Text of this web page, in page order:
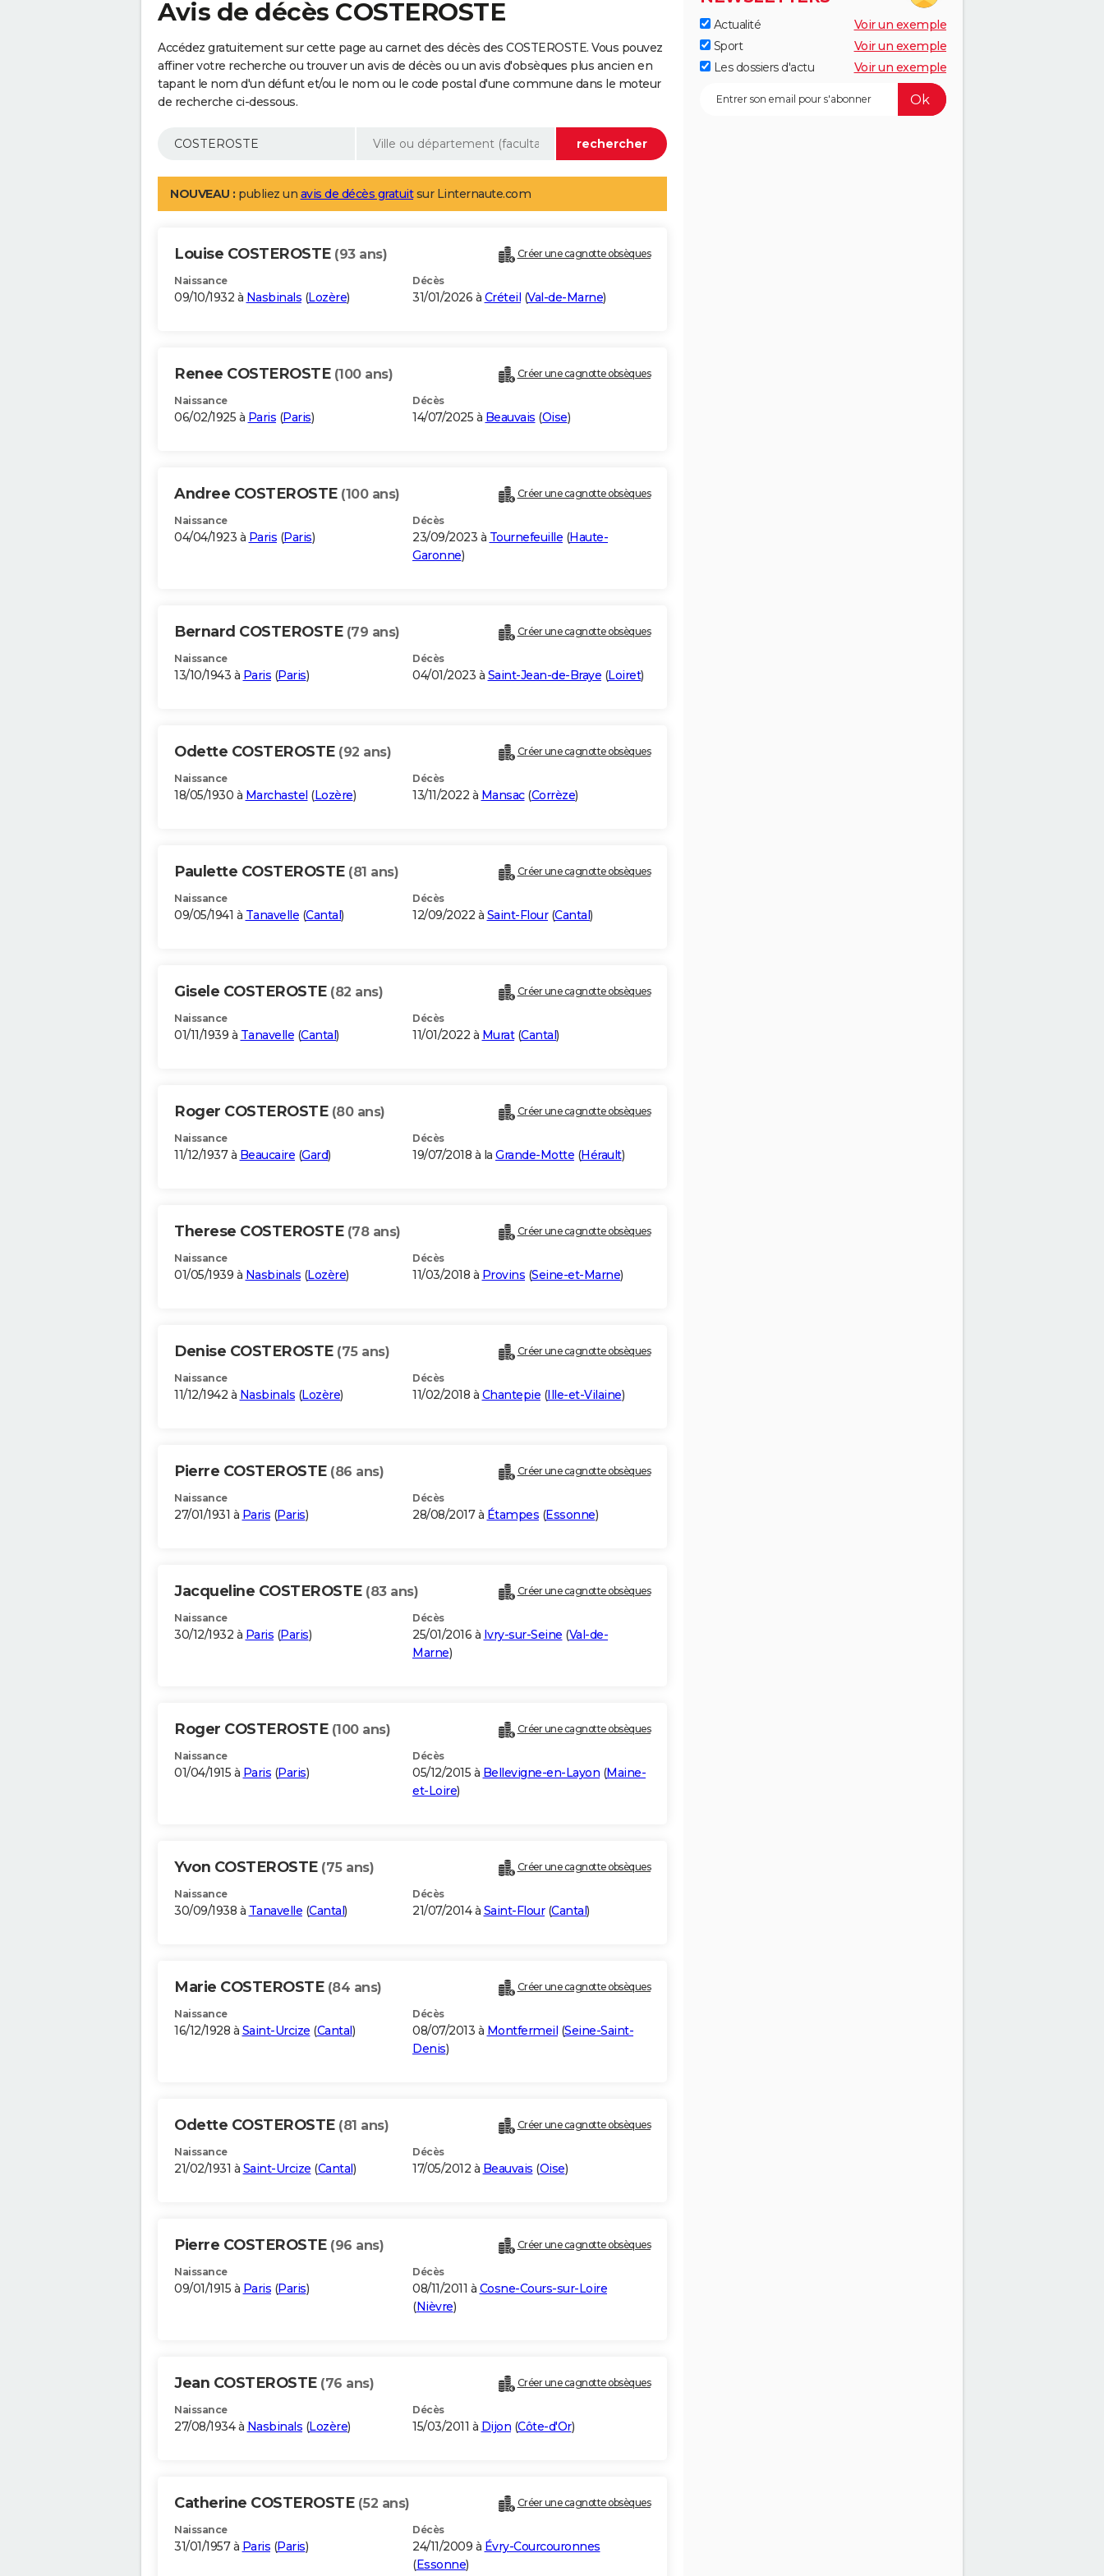
Avis de décès COSTEROSTE
Accédez gratuitement sur cette page au carnet des décès des COSTEROSTE. Vous pouvez
affiner votre recherche ou trouver un avis de décès ou un avis d'obsèques plus ancien en
tapant le nom d'un défunt et/ou le nom ou le code postal d'une commune dans le moteur
de recherche ci-dessous.
NOUVEAU : publiez un avis de décès gratuitsur Linternaute.com
Louise COSTEROSTE (93 ans) Créer une cagnotte obsèques
Naissance
09/10/1932 à Nasbinals (Lozère)
Décès
31/01/2026 à Créteil (Val-de-Marne)
Renee COSTEROSTE (100 ans) Créer une cagnotte obsèques
Naissance
06/02/1925 à Paris (Paris)
Décès
14/07/2025 à Beauvais (Oise)
Andree COSTEROSTE (100 ans) Créer une cagnotte obsèques
Naissance
04/04/1923 à Paris (Paris)
Décès
23/09/2023 à Tournefeuille (Haute-
Garonne)
Bernard COSTEROSTE (79 ans) Créer une cagnotte obsèques
Naissance
13/10/1943 à Paris (Paris)
Décès
04/01/2023 à Saint-Jean-de-Braye (Loiret)
Odette COSTEROSTE (92 ans) Créer une cagnotte obsèques
Naissance
18/05/1930 à Marchastel (Lozère)
Décès
13/11/2022 à Mansac(Corrèze)
Paulette COSTEROSTE (81 ans) Créer une cagnotte obsèques
Naissance
09/05/1941 à Tanavelle (Cantal)
Décès
12/09/2022 à Saint-Flour(Cantal)
Gisele COSTEROSTE (82 ans) Créer une cagnotte obsèques
Naissance
01/11/1939 à Tanavelle (Cantal)
Décès
11/01/2022 à Murat(Cantal)
Roger COSTEROSTE (80 ans) Créer une cagnotte obsèques
Naissance
11/12/1937 à Beaucaire (Gard)
Décès
19/07/2018 à la Grande-Motte (Hérault)
Therese COSTEROSTE (78 ans) Créer une cagnotte obsèques
Naissance
01/05/1939 à Nasbinals (Lozère)
Décès
11/03/2018 à Provins (Seine-et-Marne)
Denise COSTEROSTE (75 ans) Créer une cagnotte obsèques
Naissance
11/12/1942 à Nasbinals (Lozère)
Décès
11/02/2018 à Chantepie (Ille-et-Vilaine)
Pierre COSTEROSTE (86 ans) Créer une cagnotte obsèques
Naissance
27/01/1931 à Paris (Paris)
Décès
28/08/2017 à Étampes (Essonne)
Jacqueline COSTEROSTE (83 ans) Créer une cagnotte obsèques
Naissance
30/12/1932 à Paris (Paris)
Décès
25/01/2016 à Ivry-sur-Seine (Val-de-
Marne)
Roger COSTEROSTE (100 ans) Créer une cagnotte obsèques
Naissance
01/04/1915 à Paris (Paris)
Décès
05/12/2015 à Bellevigne-en-Layon (Maine-
et-Loire)
Yvon COSTEROSTE (75 ans) Créer une cagnotte obsèques
Naissance
30/09/1938 à Tanavelle (Cantal)
Décès
21/07/2014 à Saint-Flour(Cantal)
Marie COSTEROSTE (84 ans) Créer une cagnotte obsèques
Naissance
16/12/1928 à Saint-Urcize (Cantal)
Décès
08/07/2013 à Montfermeil (Seine-Saint-
Denis)
Odette COSTEROSTE (81 ans) Créer une cagnotte obsèques
Naissance
21/02/1931 à Saint-Urcize (Cantal)
Décès
17/05/2012 à Beauvais (Oise)
Pierre COSTEROSTE (96 ans) Créer une cagnotte obsèques
Naissance
09/01/1915 à Paris (Paris)
Décès
08/11/2011 à Cosne-Cours-sur-Loire
(Nièvre)
Jean COSTEROSTE (76 ans) Créer une cagnotte obsèques
Naissance
27/08/1934 à Nasbinals (Lozère)
Décès
15/03/2011 à Dijon (Côte-d'Or)
Catherine COSTEROSTE (52 ans) Créer une cagnotte obsèques
Naissance
31/01/1957 à Paris (Paris)
Décès
24/11/2009 à Évry-Courcouronnes
(Essonne)
Actualité
Voir un exemple
Sport
Voir un exemple
Les dossiers d'actu
Voir un exemple